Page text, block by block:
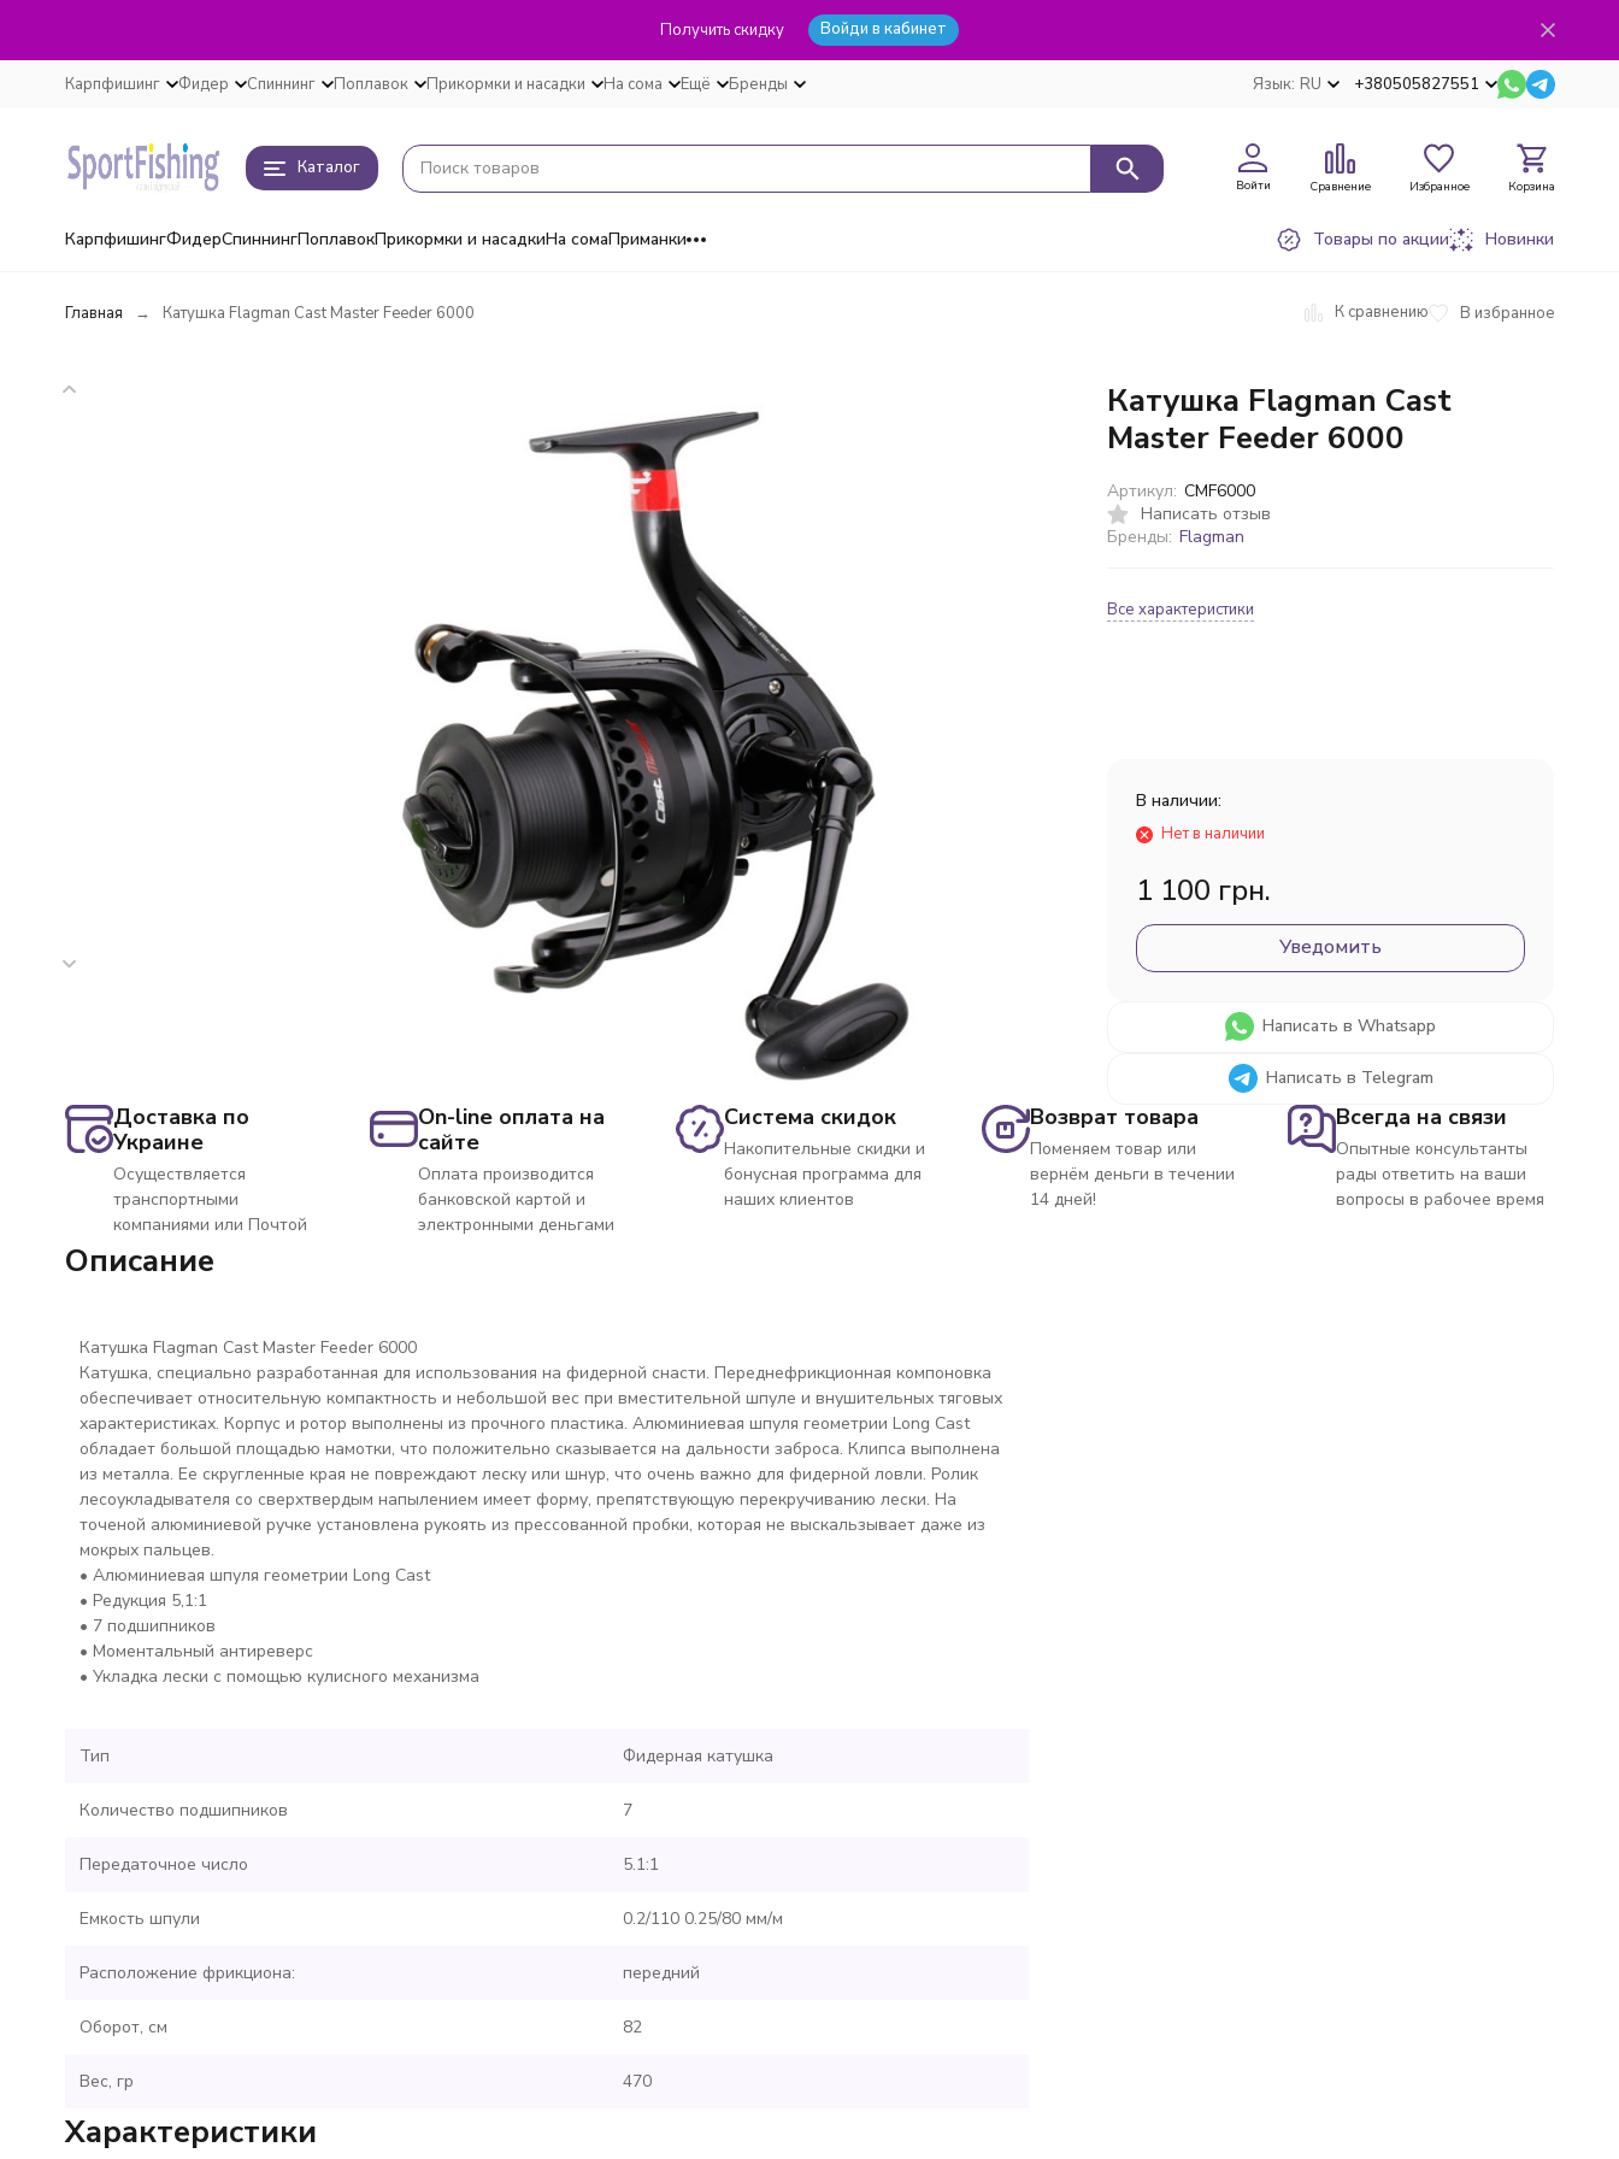
Получить скидку Войди в кабинет
Карпфишинг Фидер Спиннинг Поплавок Прикормки и насадки На сома Ещё Бренды Язык: RU +380505827551
Каталог
Войти Сравнение Избранное Корзина
КарпфишингФидерСпиннингПоплавокПрикормки и насадкиНа сомаПриманки Товары по акции Новинки
Главная Катушка Flagman Cast Master Feeder 6000 К сравнению В избранное
Катушка Flagman Cast
Master Feeder 6000
Написать отзыв
Бренды: Flagman
Артикул: CMF6000
Все характеристики
В наличии:
Нет в наличии
1 100 грн.
Уведомить
Написать в Whatsapp
Написать в Telegram
Доставка по
Украине
Осуществляется
транспортными
компаниями или Почтой
On-line оплата на
сайте
Оплата производится
банковской картой и
электронными деньгами
Система скидок
Накопительные скидки и
бонусная программа для
наших клиентов
Возврат товара
Поменяем товар или
вернём деньги в течении
14 дней!
Всегда на связи
Опытные консультанты
рады ответить на ваши
вопросы в рабочее время
Описание
Катушка Flagman Cast Master Feeder 6000
Катушка, специально разработанная для использования на фидерной снасти. Переднефрикционная компоновка
обеспечивает относительную компактность и небольшой вес при вместительной шпуле и внушительных тяговых
характеристиках. Корпус и ротор выполнены из прочного пластика. Алюминиевая шпуля геометрии Long Cast
обладает большой площадью намотки, что положительно сказывается на дальности заброса. Клипса выполнена
из металла. Ее скругленные края не повреждают леску или шнур, что очень важно для фидерной ловли. Ролик
лесоукладывателя со сверхтвердым напылением имеет форму, препятствующую перекручиванию лески. На
точеной алюминиевой ручке установлена рукоять из прессованной пробки, которая не выскальзывает даже из
мокрых пальцев.
• Алюминиевая шпуля геометрии Long Cast
• Редукция 5,1:1
• 7 подшипников
• Моментальный антиреверс
• Укладка лески с помощью кулисного механизма
Тип Фидерная катушка
Количество подшипников 7
Передаточное число 5.1:1
Емкость шпули 0.2/110 0.25/80 мм/м
Расположение фрикциона: передний
Оборот, см 82
Вес, гр 470
Характеристики